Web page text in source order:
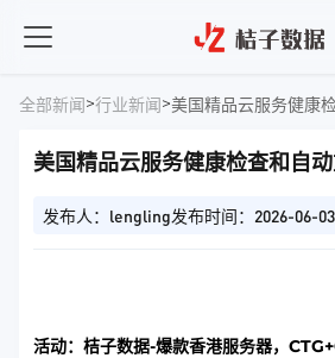
全部新闻>行业新闻>美国精品云服务健康
美国精品云服务健康检查和自
发布人：lengling发布时间：2026-06-
活动：桔子数据-爆款香港服务器，